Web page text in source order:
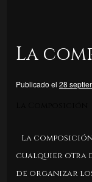
La
Publicado el 28
La
cualquier otra
de organizar